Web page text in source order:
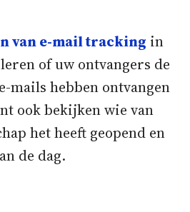
van e-mail tracking in
of uw ontvangers de
mails hebben ontvangen
ook bekijken wie van
het heeft geopend en
de dag.